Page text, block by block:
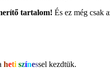
tartalom! És ez még csak
heti színessel kezdtük.